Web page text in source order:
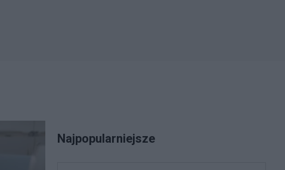
Najpopularniejsze